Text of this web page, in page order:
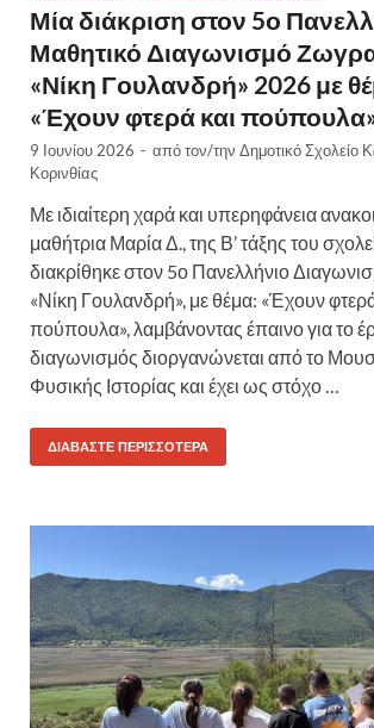
Μία διάκριση στον 5ο
Μαθητικό Διαγωνισμό
«Νίκη Γουλανδρή» 2026 με
«Έχουν φτερά και
9 Ιουνίου 2026 - από τον/την Δημοτικό Σχολείο
Κορινθίας
Με ιδιαίτερη χαρά και υπερηφάνεια
μαθήτρια Μαρία Δ., της Β’ τάξης του
διακρίθηκε στον 5ο Πανελλήνιο
«Νίκη Γουλανδρή», με θέμα: «Έχουν
πούπουλα», λαμβάνοντας έπαινο για το
διαγωνισμός διοργανώνεται από το
Φυσικής Ιστορίας και έχει ως στόχο …
ΔΙΑΒΆΣΤΕ ΠΕΡΙΣΣΌΤΕΡΑ